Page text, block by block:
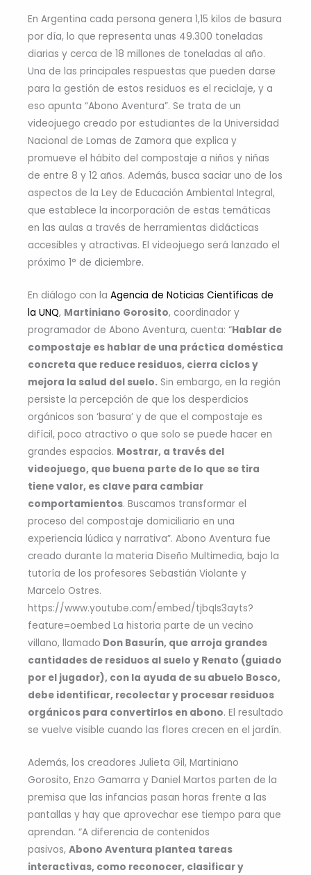
En Argentina cada persona genera 1,15 kilos de basura
por día, lo que representa unas 49.300 toneladas
diarias y cerca de 18 millones de toneladas al año.
Una de las principales respuestas que pueden darse
para la gestión de estos residuos es el reciclaje, y a
eso apunta “Abono Aventura”. Se trata de un
videojuego creado por estudiantes de la Universidad
Nacional de Lomas de Zamora que explica y
promueve el hábito del compostaje a niños y niñas
de entre 8 y 12 años. Además, busca saciar uno de los
aspectos de la Ley de Educación Ambiental Integral,
que establece la incorporación de estas temáticas
en las aulas a través de herramientas didácticas
accesibles y atractivas. El videojuego será lanzado el
próximo 1° de diciembre.
En diálogo con la Agencia de Noticias Científicas de
la UNQ, Martiniano Gorosito, coordinador y
programador de Abono Aventura, cuenta: “Hablar de
compostaje es hablar de una práctica doméstica
concreta que reduce residuos, cierra ciclos y
mejora la salud del suelo. Sin embargo, en la región
persiste la percepción de que los desperdicios
orgánicos son ‘basura’ y de que el compostaje es
difícil, poco atractivo o que solo se puede hacer en
grandes espacios. Mostrar, a través del
videojuego, que buena parte de lo que se tira
tiene valor, es clave para cambiar
comportamientos. Buscamos transformar el
proceso del compostaje domiciliario en una
experiencia lúdica y narrativa”. Abono Aventura fue
creado durante la materia Diseño Multimedia, bajo la
tutoría de los profesores Sebastián Violante y
Marcelo Ostres.
https://www.youtube.com/embed/tjbqIs3ayts?
feature=oembed La historia parte de un vecino
villano, llamado Don Basurín, que arroja grandes
cantidades de residuos al suelo y Renato (guiado
por el jugador), con la ayuda de su abuelo Bosco,
debe identificar, recolectar y procesar residuos
orgánicos para convertirlos en abono. El resultado
se vuelve visible cuando las flores crecen en el jardín.
Además, los creadores Julieta Gil, Martiniano
Gorosito, Enzo Gamarra y Daniel Martos parten de la
premisa que las infancias pasan horas frente a las
pantallas y hay que aprovechar ese tiempo para que
aprendan. “A diferencia de contenidos
pasivos, Abono Aventura plantea tareas
interactivas, como reconocer, clasificar y